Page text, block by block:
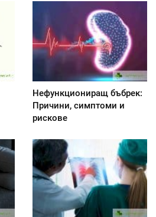
Нефункциониращ бъбрек:
Причини, симптоми и
рискове